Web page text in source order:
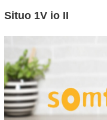
Situo 1V io II